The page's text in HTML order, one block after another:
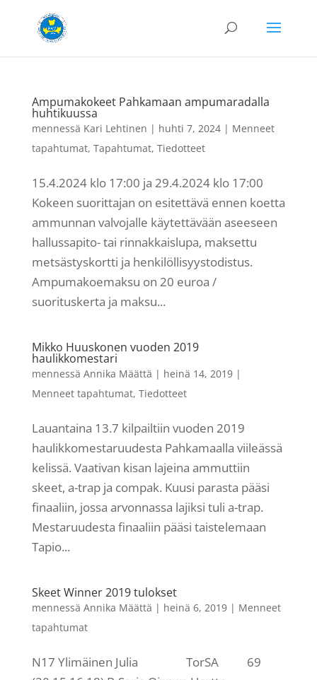
Ampumakokeet Pahkamaan ampumaradalla
huhtikuussa
mennessä Kari Lehtinen | huhti 7, 2024| Menneet
tapahtumat, Tapahtumat, Tiedotteet
15.4.2024 klo 17:00 ja 29.4.2024 klo 17:00
Kokeen suorittajan on esitettävä ennen koetta
ammunnan valvojalle käytettävään aseeseen
hallussapito- tai rinnakkaislupa, maksettu
metsästyskortti ja henkilöllisyystodistus.
Ampumakoemaksu on 20 euroa /
suorituskerta ja maksu...
Mikko Huuskonen vuoden 2019
haulikkomestari
mennessä Annika Määttä | heinä 14, 2019|
Menneet tapahtumat, Tiedotteet
Lauantaina 13.7 kilpailtiin vuoden 2019
haulikkomestaruudesta Pahkamaalla viileässä
kelissä. Vaativan kisan lajeina ammuttiin
skeet, a-trap ja compak. Kuusi parasta pääsi
finaaliin, jossa arvonnassa lajiksi tuli a-trap.
Mestaruudesta finaaliin pääsi taistelemaan
Tapio...
Skeet Winner 2019 tulokset
mennessä Annika Määttä | heinä 6, 2019| Menneet
tapahtumat
N17 Ylimäinen Julia TorSA 69